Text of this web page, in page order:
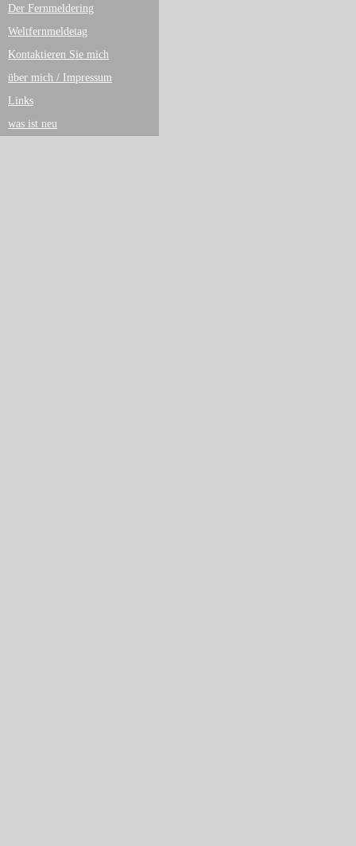
Der Fernmeldering
Weltfernmeldetag
Kontaktieren Sie mich
über mich / Impressum
Links
was ist neu